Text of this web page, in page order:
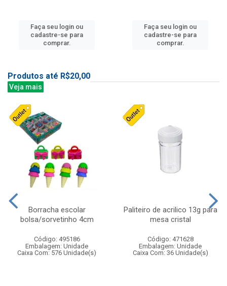
Faça seu login ou
cadastre-se para
comprar.
Faça seu login ou
cadastre-se para
comprar.
Produtos até R$20,00
Veja mais
Borracha escolar
bolsa/sorvetinho 4cm
Código: 495186
Embalagem: Unidade
Caixa Com: 576 Unidade(s)
Paliteiro de acrilico 13g para
mesa cristal
Código: 471628
Embalagem: Unidade
Caixa Com: 36 Unidade(s)